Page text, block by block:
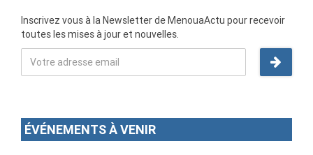
Inscrivez vous à la Newsletter de MenouaActu pour recevoir
toutes les mises à jour et nouvelles.
ÉVÉNEMENTS À VENIR